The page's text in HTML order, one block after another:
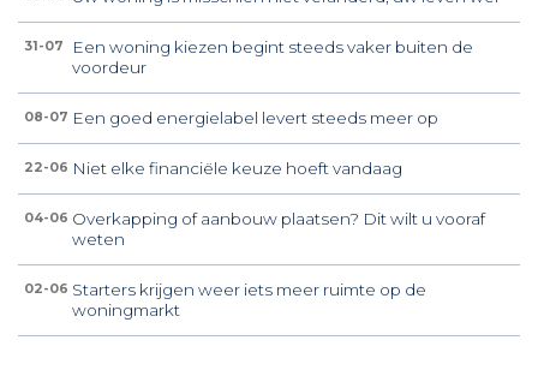
31-07
Een woning kiezen begint steeds vaker buiten de
voordeur
08-07 Een goed energielabel levert steeds meer op
22-06 Niet elke financiële keuze hoeft vandaag
04-06 Overkapping of aanbouw plaatsen? Dit wilt u vooraf
weten
02-06 Starters krijgen weer iets meer ruimte op de
woningmarkt